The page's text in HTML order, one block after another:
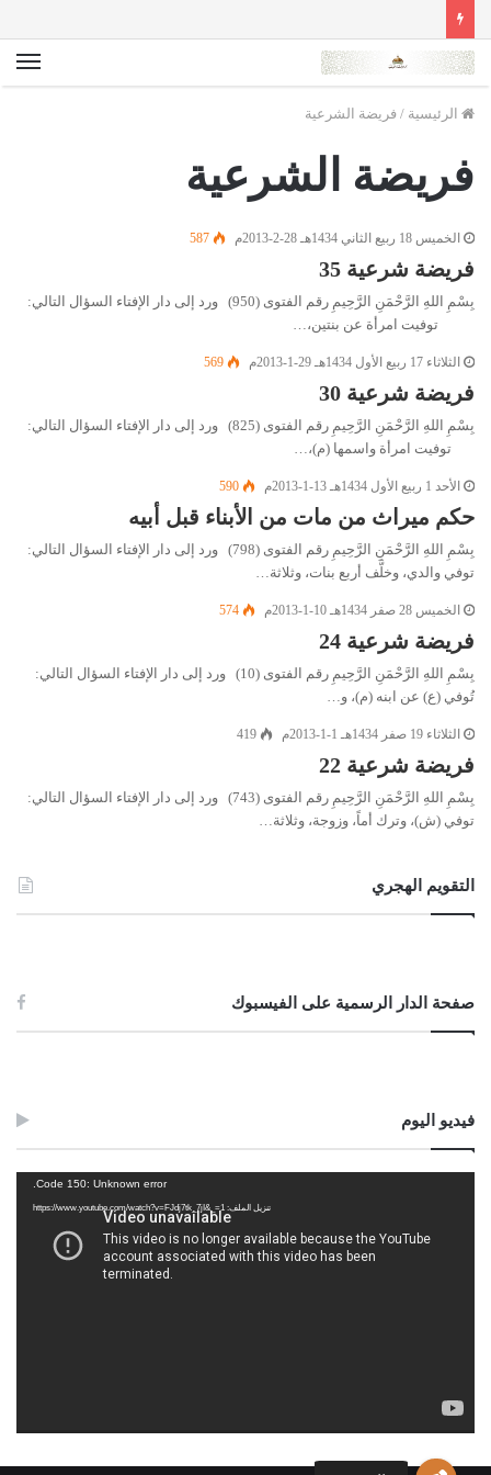
الرئيسية / فريضة الشرعية
فريضة الشرعية
الخميس 18 ربيع الثاني 1434هـ 28-2-2013م 587
فريضة شرعية 35
بِسْمِ اللهِ الرَّحْمَنِ الرَّحِيمِ رقم الفتوى (950) ورد إلى دار الإفتاء السؤال التالي:
توفيت امرأة عن بنتين،…
الثلاثاء 17 ربيع الأول 1434هـ 29-1-2013م 569
فريضة شرعية 30
بِسْمِ اللهِ الرَّحْمَنِ الرَّحِيمِ رقم الفتوى (825) ورد إلى دار الإفتاء السؤال التالي:
توفيت امرأة واسمها (م)،…
الأحد 1 ربيع الأول 1434هـ 13-1-2013م 590
حكم ميراث من مات من الأبناء قبل أبيه
بِسْمِ اللهِ الرَّحْمَنِ الرَّحِيمِ رقم الفتوى (798) ورد إلى دار الإفتاء السؤال التالي:
توفي والدي، وخلَّف أربع بنات، وثلاثة…
الخميس 28 صفر 1434هـ 10-1-2013م 574
فريضة شرعية 24
بِسْمِ اللهِ الرَّحْمَنِ الرَّحِيمِ رقم الفتوى (10) ورد إلى دار الإفتاء السؤال التالي:
تُوفي (ع) عن ابنه (م)، و…
الثلاثاء 19 صفر 1434هـ 1-1-2013م 419
فريضة شرعية 22
بِسْمِ اللهِ الرَّحْمَنِ الرَّحِيمِ رقم الفتوى (743) ورد إلى دار الإفتاء السؤال التالي:
توفي (ش)، وترك أماً، وزوجة، وثلاثة…
التقويم الهجري
صفحة الدار الرسمية على الفيسبوك
فيديو اليوم
Code 150: Unknown error.
تنزيل الملف: https://www.youtube.com/watch?v=FJdj7tk_7jI&_=1